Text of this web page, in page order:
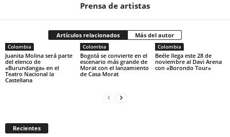
Prensa de artistas
Artículos relacionados Más del autor
Colombia
Juanita Molina será parte
del elenco de
«Burundanga» en el
Teatro Nacional la
Castellana
Colombia
Bogotá se convierte en el
escenario más grande de
Morat con el lanzamiento
de Casa Morat
Colombia
Beéle llega este 28 de
noviembre al Davi Arena
con «Borondo Tour»
Recientes